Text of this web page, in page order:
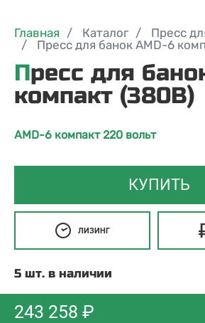
Главная Каталог
Пресс
Пресс для банок AMD-6
Пресс для банок AMD-6
компакт (380В)
AMD-6 компакт 220 вольт
КУПИТЬ
ЛИЗИНГ
5 шт. в наличии
243 258 ₽